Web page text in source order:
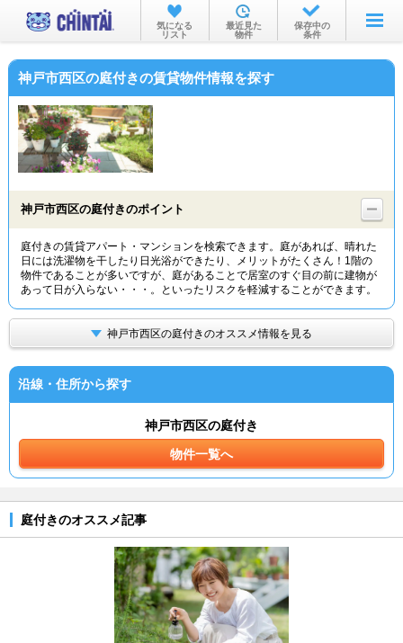
お部屋を探す
沿線・駅から
物件特集から
TOP
気になる
リスト
最近見た
物件
保存中の
条件
神戸市西区の庭付きの賃貸物件情報を探す
神戸市西区の庭付きのポイント
庭付きの賃貸アパート・マンションを検索できます。庭があれば、晴れた
日には洗濯物を干したり日光浴ができたり、メリットがたくさん！1階の
物件であることが多いですが、庭があることで居室のすぐ目の前に建物が
あって日が入らない・・・。といったリスクを軽減することができます。
神戸市西区の庭付きのオススメ情報を見る
沿線・住所から探す
神戸市西区の庭付き
物件一覧へ
庭付きのオススメ記事